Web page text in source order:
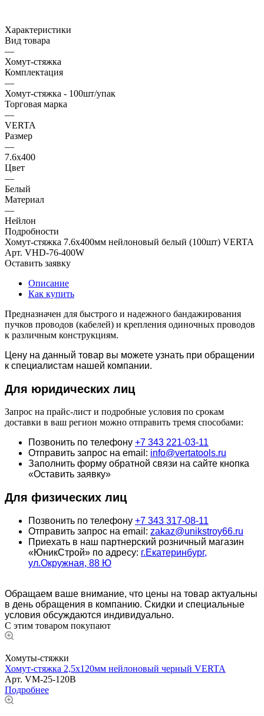
Характеристики
Вид товара
—
Хомут-стяжка
Комплектация
—
Хомут-стяжка - 100шт/упак
Торговая марка
—
VERTA
Размер
—
7.6х400
Цвет
—
Белый
Материал
—
Нейлон
Подробности
Хомут-стяжка 7.6х400мм нейлоновый белый (100шт) VERTA
Арт. VHD-76-400W
Оставить заявку
Описание
Как купить
Предназначен для быстрого и надежного бандажирования
пучков проводов (кабелей) и крепления одиночных проводов
к различным конструкциям.
Цену на данный товар вы можете узнать при обращении
к специалистам нашей компании.
Для юридических лиц
Запрос на прайс-лист и подробные условия по срокам
доставки в ваш регион можно отправить тремя способами:
Позвонить по телефону +7 343 221-03-11
Отправить запрос на email: info@vertatools.ru
Заполнить форму обратной связи на сайте кнопка
«Оставить заявку»
Для физических лиц
Позвонить по телефону +7 343 317-08-11
Отправить запрос на email: zakaz@unikstroy66.ru
Приехать в наш партнерский розничный магазин
«ЮникСтрой» по адресу: г.Екатеринбург,
ул.Окружная, 88 Ю
Обращаем ваше внимание, что цены на товар актуальны
в день обращения в компанию. Скидки и специальные
условия обсуждаются индивидуально.
С этим товаром покупают
Хомуты-стяжки
Хомут-стяжка 2,5х120мм нейлоновый черный VERTA
Арт. VM-25-120B
Подробнее